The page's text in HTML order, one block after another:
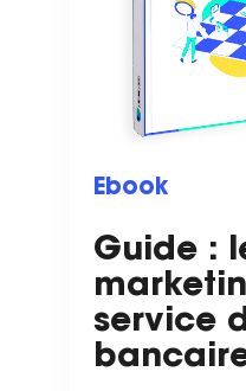
Ebook
Guide :
service